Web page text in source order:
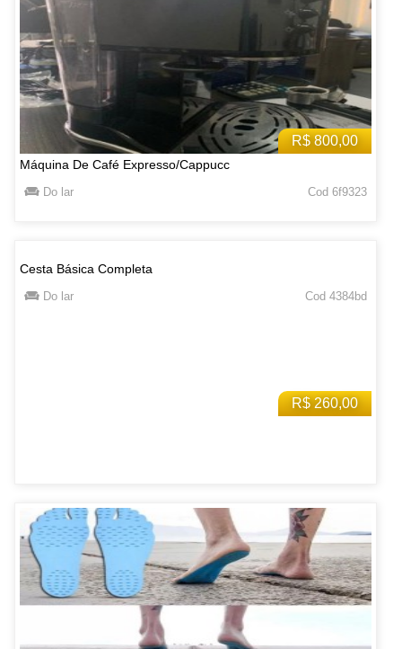
R$ 800,00
Máquina De Café Expresso/Cappucc
Do lar Cod 6f9323
R$ 260,00
Cesta Básica Completa
Do lar Cod 4384bd